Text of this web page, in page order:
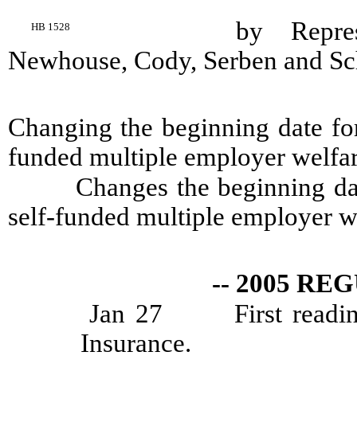
HB 1528
by
Newhouse, Cody, Serben and
Changing the beginning date
funded multiple employer
Changes the beginning
self-funded multiple employer
-- 2005
Jan 27
First
Insurance.